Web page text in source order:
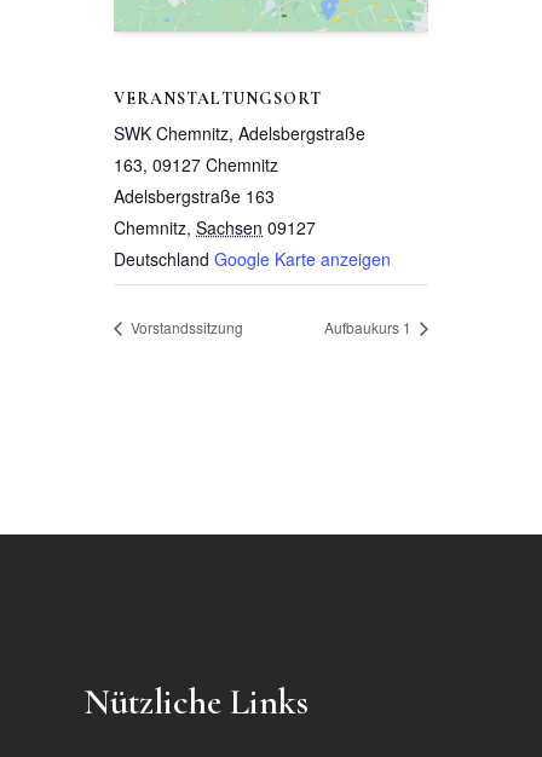
VERANSTALTUNGSORT
SWK Chemnitz, Adelsbergstraße
163, 09127 Chemnitz
Adelsbergstraße 163
Chemnitz, Sachsen 09127
Deutschland Google Karte anzeigen
Vorstandssitzung Aufbaukurs 1
Nützliche Links